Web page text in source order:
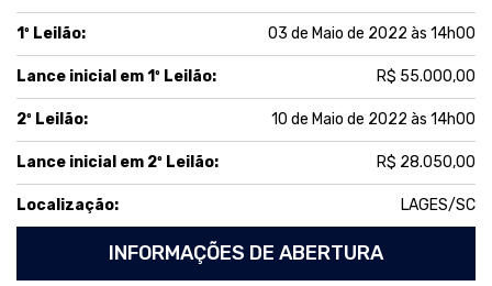
1º Leilão: 03 de Maio de 2022 às 14h00
Lance inicial em 1º Leilão: R$ 55.000,00
2º Leilão: 10 de Maio de 2022 às 14h00
Lance inicial em 2º Leilão: R$ 28.050,00
Localização: LAGES/SC
INFORMAÇÕES DE ABERTURA